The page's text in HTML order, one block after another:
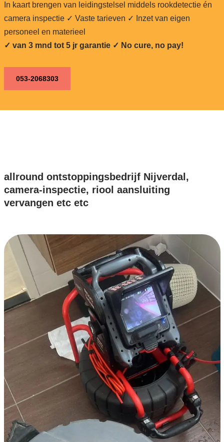
In kaart brengen van leidingstelsel middels rookdetectie én
camera inspectie ✓ Vaste tarieven ✓ Inzet van eigen
personeel en materieel
✓ van 3 mnd tot 5 jr garantie ✓ No cure, no pay!
053-2068303
allround ontstoppingsbedrijf Nijverdal,
camera-inspectie, riool aansluiting
vervangen etc etc